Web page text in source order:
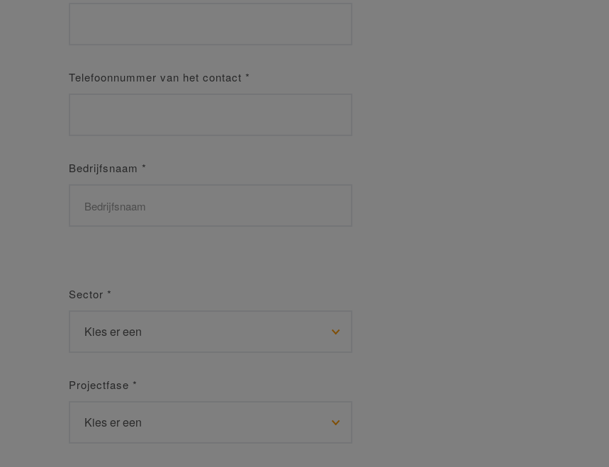
Telefoonnummer van het contact *
Bedrijfsnaam *
Sector *
Projectfase *